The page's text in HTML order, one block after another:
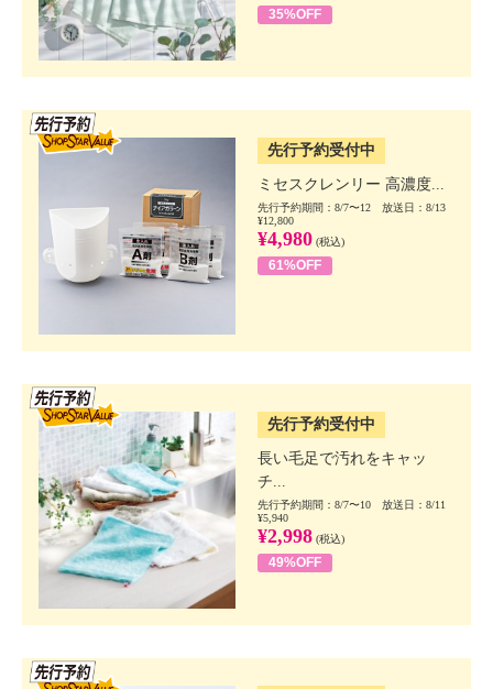
35%OFF
先行予約受付中
ミセスクレンリー 高濃度...
先行予約期間：8/7〜12 放送日：8/13
¥12,800
¥4,980 (税込)
61%OFF
先行予約受付中
長い毛足で汚れをキャッ
チ...
先行予約期間：8/7〜10 放送日：8/11
¥5,940
¥2,998 (税込)
49%OFF